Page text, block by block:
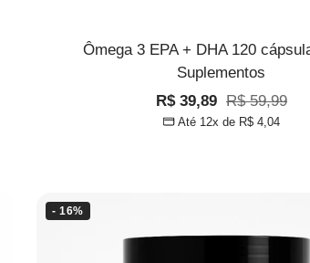
Ômega 3 EPA + DHA 120
Suplementos
Preço
promocional
R$ 39,89 Preço
normal
R$ 59,99
Até 12x de R$ 4,04
- 16%